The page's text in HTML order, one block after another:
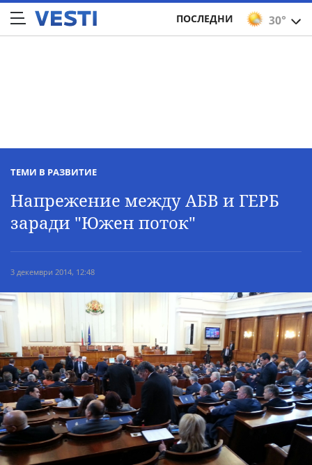
30°
ПОСЛЕДНИ
ТЕМИ В РАЗВИТИЕ
Напрежение между АБВ и ГЕРБ
заради "Южен поток"
3 декември 2014, 12:48